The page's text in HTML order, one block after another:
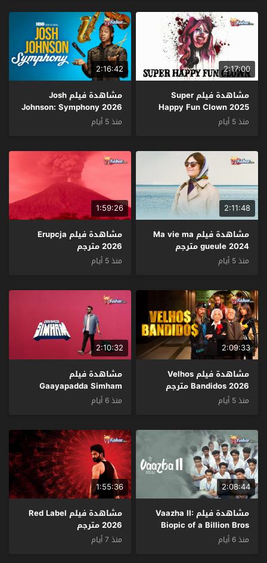
2:17:00
مشاهدة فيلم Super
Happy Fun Clown 2025
مترجم
منذ 5 أيام
2:16:42
مشاهدة فيلم Josh
Johnson: Symphony 2026
مترجم
منذ 5 أيام
2:11:48
مشاهدة فيلم Ma vie ma
gueule 2024 مترجم
منذ 5 أيام
1:59:26
مشاهدة فيلم Erupcja
2026 مترجم
منذ 5 أيام
2:09:33
مشاهدة فيلم Velhos
Bandidos 2026 مترجم
منذ 5 أيام
2:10:32
مشاهدة فيلم
Gaayapadda Simham
2026 مترجم
منذ 6 أيام
2:08:44
مشاهدة فيلم Vaazha II:
Biopic of a Billion Bros
2026 مترجم
منذ 6 أيام
1:55:36
مشاهدة فيلم Red Label
2026 مترجم
منذ 7 أيام